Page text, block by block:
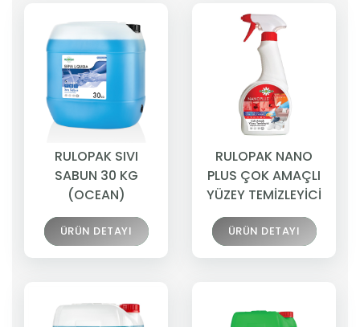
RULOPAK SIVI
SABUN 30 KG
(OCEAN)
ÜRÜN DETAYI
RULOPAK NANO
PLUS ÇOK AMAÇLI
YÜZEY TEMİZLEYİCİ
ÜRÜN DETAYI